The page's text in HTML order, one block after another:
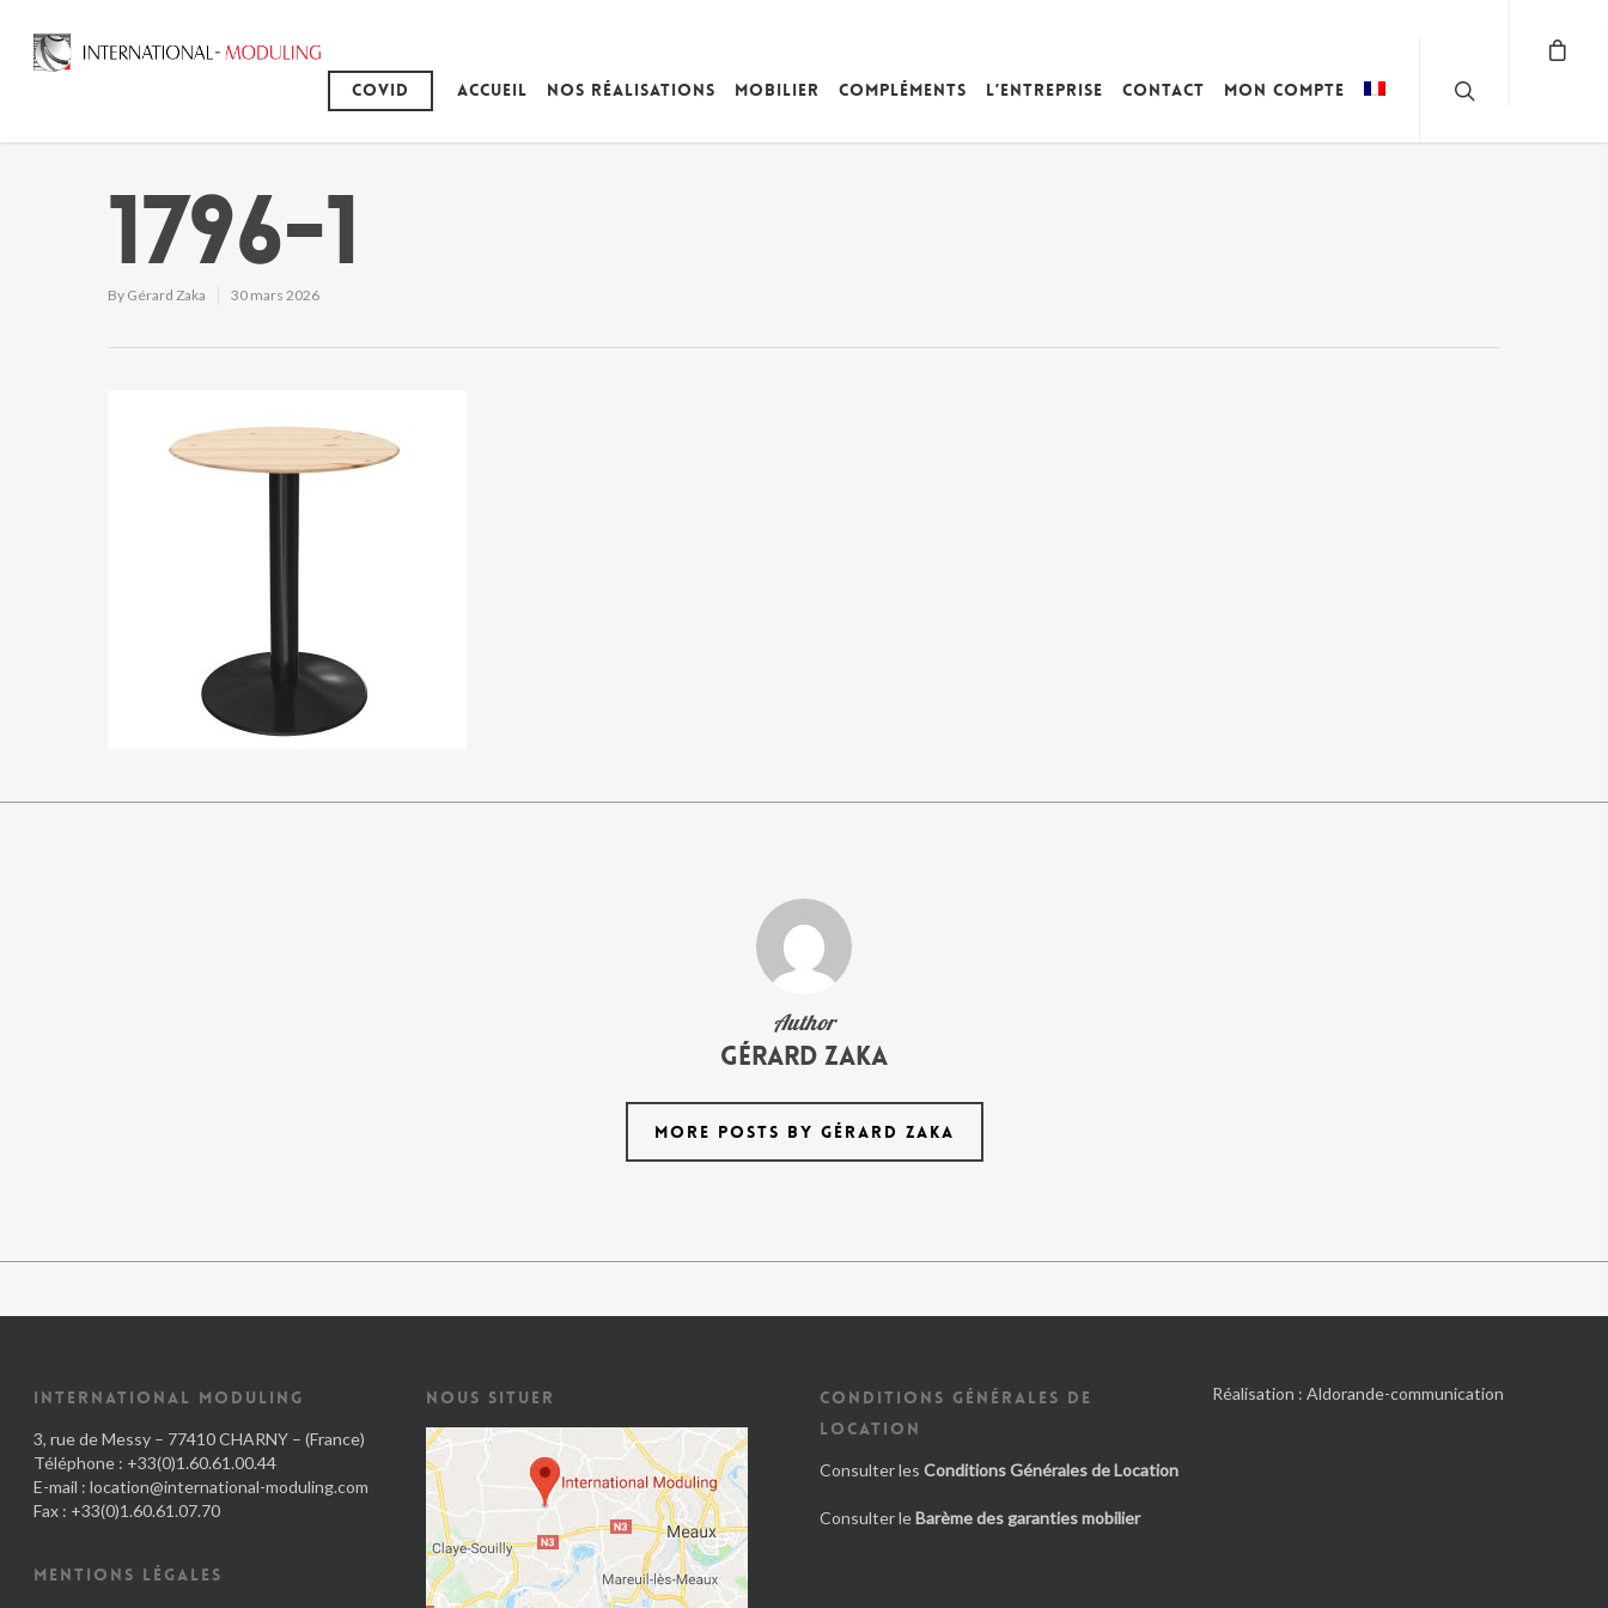
Covid Accueil Nos réalisations Mobilier Compléments L’entreprise Contact Mon compte
1796-1
By Gérard Zaka 30 mars 2026
Author
Gérard Zaka
MORE POSTS BY GÉRARD ZAKA
INTERNATIONAL MODULING
3, rue de Messy – 77410 CHARNY – (France)
Téléphone : +33(0)1.60.61.00.44
E-mail : location@international-moduling.com
Fax : +33(0)1.60.61.07.70
MENTIONS LÉGALES
NOUS SITUER
CONDITIONS GÉNÉRALES DE
LOCATION
Consulter les Conditions Générales de Location
Consulter leBarème des garanties mobilier
Réalisation :Aldorande-communication